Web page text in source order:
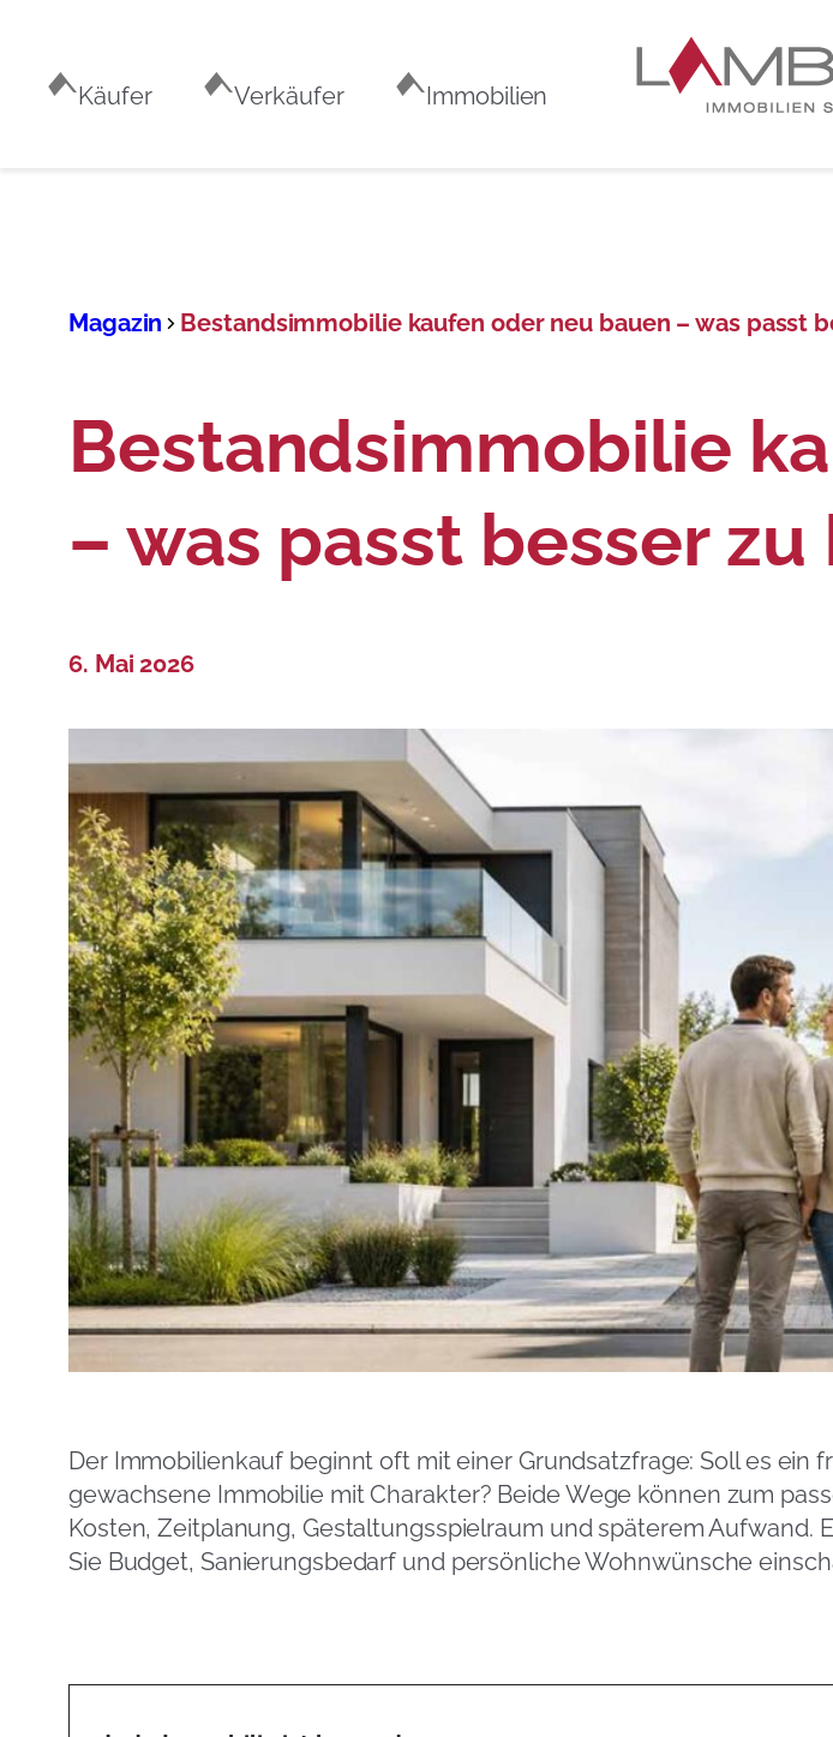
Käufer Verkäufer Immobilien
Magazin Bestandsimmobilie kaufen oder neu bauen – was passt
Bestandsimmobilie
– was passt besser zu
6. Mai 2026
Der Immobilienkauf beginnt oft mit einer Grundsatzfrage: Soll es ein
gewachsene Immobilie mit Charakter? Beide Wege können zum
Kosten, Zeitplanung, Gestaltungsspielraum und späterem Aufwand.
Sie Budget, Sanierungsbedarf und persönliche Wohnwünsche